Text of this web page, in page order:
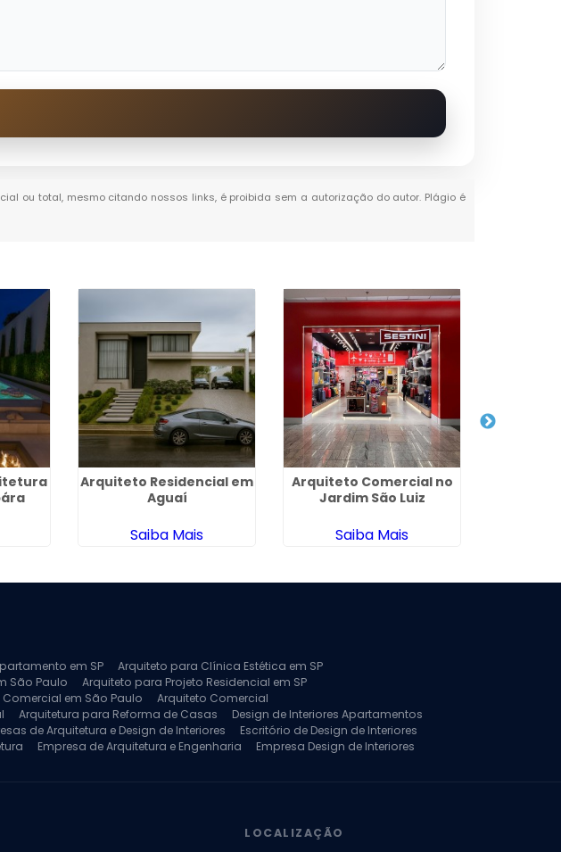
ou total, mesmo citando nossos links, é proibida sem a autorização do autor. Plágio é
Arquiteto Residencial em
Aguaí
Saiba Mais
Arquiteto Comercial no
Jardim São Luiz
Saiba Mais
em SP
Arquiteto para Clínica Estética em SP
São Paulo
Arquiteto para Projeto Residencial em SP
em São Paulo
Arquiteto Comercial
Arquitetura para Reforma de Casas
Design de Interiores Apartamentos
de Arquitetura e Design de Interiores
Escritório de Design de Interiores
Empresa de Arquitetura e Engenharia
Empresa Design de Interiores
LOCALIZAÇÃO